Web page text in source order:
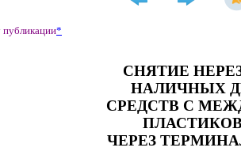
публикации*
СНЯТИЕ
НАЛИЧНЫХ
СРЕДСТВ С
ЧЕРЕЗ